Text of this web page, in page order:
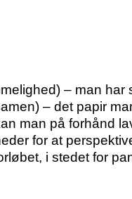
– man
– det papir
man på forhånd
for at
i stedet for